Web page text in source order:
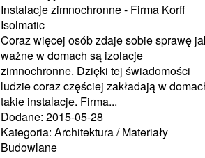
Instalacje zimnochronne - Firma Korff
Isolmatic
Coraz więcej osób zdaje sobie sprawę
ważne w domach są izolacje
zimnochronne. Dzięki tej świadomości
ludzie coraz częściej zakładają w
takie instalacje. Firma...
Dodane: 2015-05-28
Kategoria: Architektura / Materiały
Budowlane